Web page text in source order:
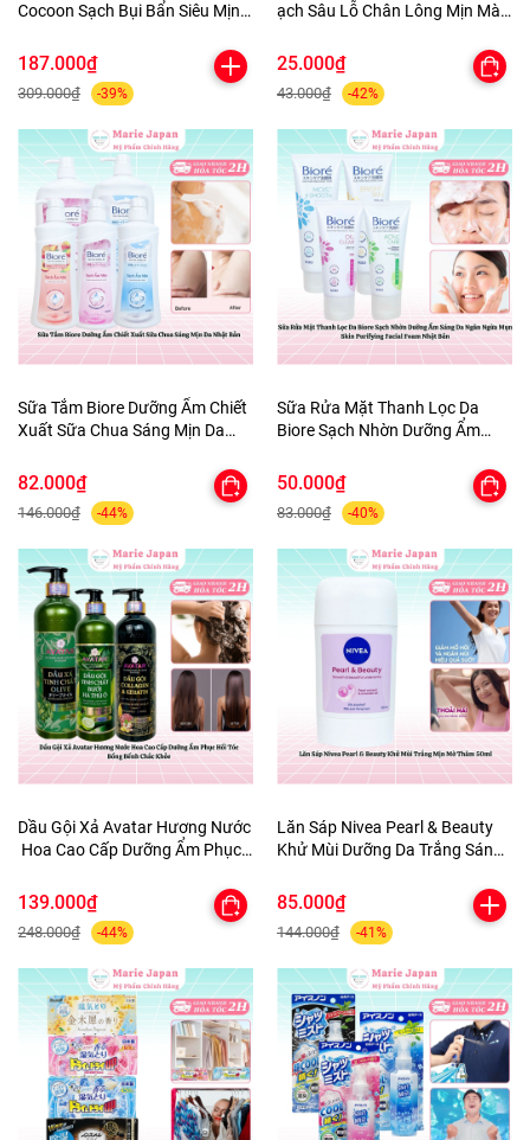
Cocoon Sạch Bụi Bẩn Siêu Mịn
500ml
187.000₫
309.000₫ -39%
ạch Sâu Lỗ Chân Lông Mịn Màn
25.000₫
43.000₫ -42%
Sữa Tắm Biore Dưỡng Ẩm Chiết
Xuất Sữa Chua Sáng Mịn Da
82.000₫
146.000₫ -44%
Sữa Rửa Mặt Thanh Lọc Da
Biore Sạch Nhờn Dưỡng Ẩm
Purifying Facial Foam Nhật Bản
50.000₫
83.000₫ -40%
Dầu Gội Xả Avatar Hương Nước
Hoa Cao Cấp Dưỡng Ẩm Phục
139.000₫
248.000₫ -44%
Lăn Sáp Nivea Pearl & Beauty
Khử Mùi Dưỡng Da Trắng Sáng
85.000₫
144.000₫ -41%